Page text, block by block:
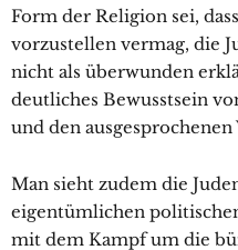
Form der Religion sei,
vorzustellen vermag, die
nicht als überwunden
deutliches Bewusstsein
und den
Man sieht zudem die
eigentümlichen
mit dem Kampf um die